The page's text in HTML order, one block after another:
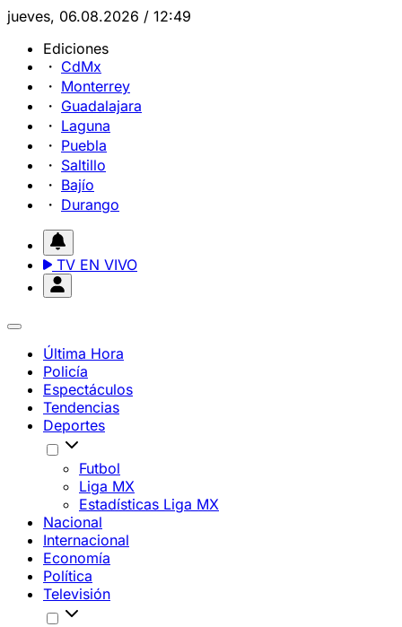
jueves, 06.08.2026 / 12:49
Ediciones
CdMx
Monterrey
Guadalajara
Laguna
Puebla
Saltillo
Bajío
Durango
TV EN VIVO
Última Hora
Policía
Espectáculos
Tendencias
Deportes
Futbol
Liga MX
Estadísticas Liga MX
Nacional
Internacional
Economía
Política
Televisión